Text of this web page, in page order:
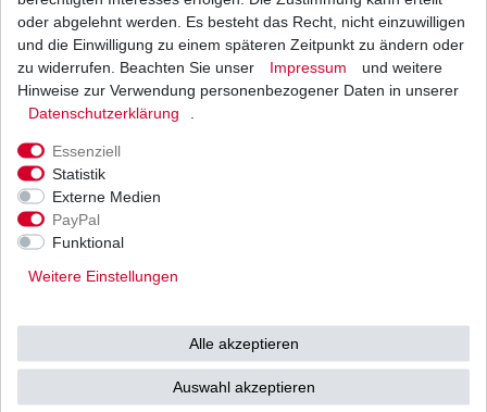
UVP 28,53 € 23,29 € *
1 Stück | 23,29 € / Stück
inkl. ges. MwSt. zzgl.
Versand
Ab einem Warenwert von
500 Euro versenden wir
53783 Eitorf (
unbedingt Termin
oder abgelehnt werden. Es besteht das Recht, nicht einzuwilligen
und die Einwilligung zu einem späteren Zeitpunkt zu ändern oder
zu widerrufen. Beachten Sie unser
Impressum
und weitere
Hinweise zur Verwendung personenbezogener Daten in unserer
Daten­schutz­erklärung
Essenziell
Statistik
Externe Medien
PayPal
Funktional
Weitere Einstellungen
Alle akzeptieren
Auswahl akzeptieren